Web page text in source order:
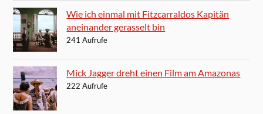
Wie ich einmal mit Fitzcarraldos Kapitän
aneinander gerasselt bin
241 Aufrufe
Mick Jagger dreht einen Film am Amazonas
222 Aufrufe